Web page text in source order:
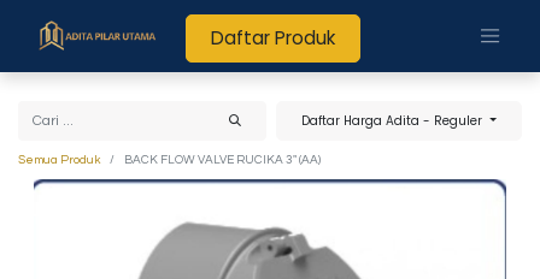
Daftar Produk
Daftar Harga Adita - Reguler
Semua Produk BACK FLOW VALVE RUCIKA 3" (AA)